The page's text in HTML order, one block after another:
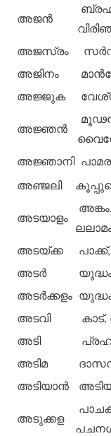
അജന്‍
അജസ്രം
അജിനം
അജ്ജുക
അജ്ഞന്‍
അജ്ഞാനി
അഞ്ജലി
അടയാളം
അടയ്ക്ക
അടര്‍
അടര്‍ക്കളം
അടവി
അടി
അടിമ
അടിയാന്‍
അടുക്കള